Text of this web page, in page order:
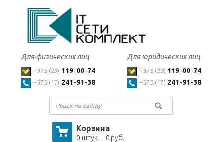
Для физических лиц
+375 (29) 119-00-74
+375 (17) 241-91-38
Для юридических лиц
+375 (29) 119-00-74
+375 (17) 241-91-38
Корзина
0 штук 0 руб.